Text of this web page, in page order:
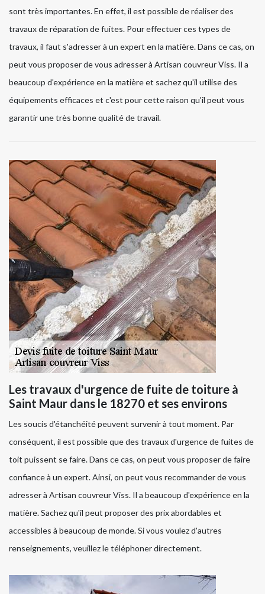
sont très importantes. En effet, il est possible de réaliser des
travaux de réparation de fuites. Pour effectuer ces types de
travaux, il faut s'adresser à un expert en la matière. Dans ce cas, on
peut vous proposer de vous adresser à Artisan couvreur Viss. Il a
beaucoup d'expérience en la matière et sachez qu'il utilise des
équipements efficaces et c'est pour cette raison qu'il peut vous
garantir une très bonne qualité de travail.
Les travaux d'urgence de fuite de toiture à
Saint Maur dans le 18270 et ses environs
Les soucis d'étanchéité peuvent survenir à tout moment. Par
conséquent, il est possible que des travaux d'urgence de fuites de
toit puissent se faire. Dans ce cas, on peut vous proposer de faire
confiance à un expert. Ainsi, on peut vous recommander de vous
adresser à Artisan couvreur Viss. Il a beaucoup d'expérience en la
matière. Sachez qu'il peut proposer des prix abordables et
accessibles à beaucoup de monde. Si vous voulez d'autres
renseignements, veuillez le téléphoner directement.